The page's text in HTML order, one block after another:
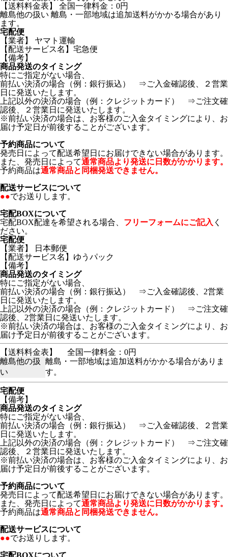
【送料料金表】 全国一律料金：0円
離島他の扱い 離島・一部地域は追加送料がかかる場合があり
ます。
宅配便
【業者】 ヤマト運輸
【配送サービス名】宅急便
【備考】
商品発送のタイミング
特にご指定がない場合、
前払い決済の場合（例：銀行振込） ⇒ご入金確認後、２営業
日に発送いたします。
上記以外の決済の場合（例：クレジットカード） ⇒ご注文確
認後、２営業日に発送いたします。
※前払い決済の場合は、お客様のご入金タイミングにより、お
届け予定日が前後することがございます。
予約商品について
発売日によって配送希望日にお届けできない場合があります。
また、発売日によって通常商品より発送に日数がかかります。
予約商品は通常商品と同梱発送できません。
配送サービスについて
●●でお送りします。
宅配BOXについて
宅配BOX配達を希望される場合、 フリーフォームにご記入 く
ださい。
宅配便
【業者】 日本郵便
【配送サービス名】ゆうパック
【備考】
商品発送のタイミング
特にご指定がない場合、
前払い決済の場合（例：銀行振込） ⇒ご入金確認後、2営業
日に発送いたします。
上記以外の決済の場合（例：クレジットカード） ⇒ご注文確
認後、2営業日に発送いたします。
※前払い決済の場合は、お客様のご入金タイミングにより、お
届け予定日が前後することがございます。
【送料料金表】
全国一律料金：0円
離島他の扱
い
離島・一部地域は追加送料がかかる場合がありま
す。
宅配便
【備考】
商品発送のタイミング
特にご指定がない場合、
前払い決済の場合（例：銀行振込） ⇒ご入金確認後、２営業
日に発送いたします。
上記以外の決済の場合（例：クレジットカード） ⇒ご注文確
認後、２営業日に発送いたします。
※前払い決済の場合は、お客様のご入金タイミングにより、お
届け予定日が前後することがございます。
予約商品について
発売日によって配送希望日にお届けできない場合があります。
また、発売日によって通常商品より発送に日数がかかります。
予約商品は通常商品と同梱発送できません。
配送サービスについて
●●でお送りします。